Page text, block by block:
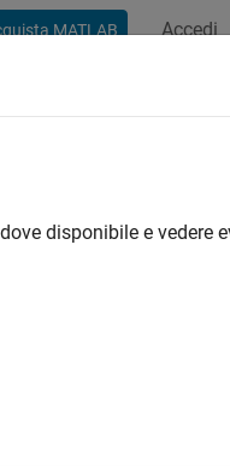
MATLAB Accedi
disponibile e vedere